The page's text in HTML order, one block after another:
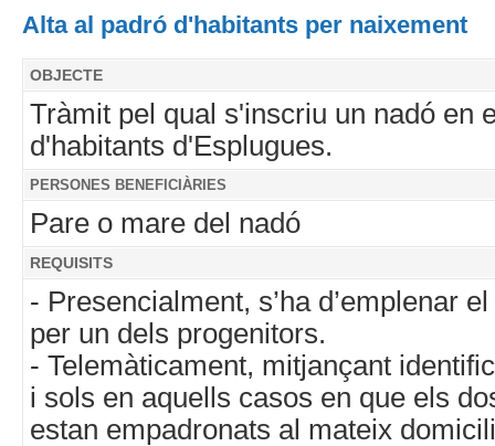
Alta al padró d'habitants per naixement
OBJECTE
Tràmit pel qual s'inscriu un nadó en
d'habitants d'Esplugues.
PERSONES BENEFICIÀRIES
Pare o mare del nadó
REQUISITS
- Presencialment, s’ha d’emplenar
per un dels progenitors.
- Telemàticament, mitjançant
i sols en aquells casos en que els
estan empadronats al mateix